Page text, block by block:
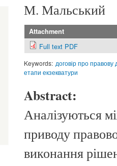
М. Мальський
Attachment
Full text PDF
Keywords: договір про правову
етапи екзекватури
Abstract:
Аналізуються
приводу
виконання